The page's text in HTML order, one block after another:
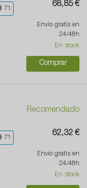
71 68,85 €
Envío gratis en
24/48h
En stock
Comprar
71
Recomendado
62,32 €
Envío gratis en
24/48h
En stock